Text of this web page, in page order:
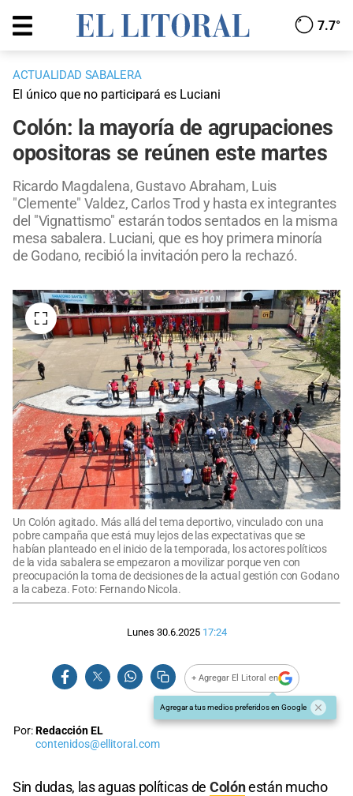
7.7°
ACTUALIDAD SABALERA
El único que no participará es Luciani
Colón: la mayoría de agrupaciones
opositoras se reúnen este martes
Ricardo Magdalena, Gustavo Abraham, Luis
"Clemente" Valdez, Carlos Trod y hasta ex integrantes
del "Vignattismo" estarán todos sentados en la misma
mesa sabalera. Luciani, que es hoy primera minoría
de Godano, recibió la invitación pero la rechazó.
Un Colón agitado. Más allá del tema deportivo, vinculado con una
pobre campaña que está muy lejos de las expectativas que se
habían planteado en el inicio de la temporada, los actores políticos
de la vida sabalera se empezaron a movilizar porque ven con
preocupación la toma de decisiones de la actual gestión con Godano
a la cabeza. Foto: Fernando Nicola.
Lunes 30.6.2025 17:24
+ Agregar El Litoral en
Agregar a tus medios preferidos en Google
Por:Redacción EL
contenidos@ellitoral.com
Sin dudas, las aguas políticas de Colónestán mucho